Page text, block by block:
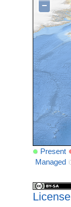
−
Present
Managed
License